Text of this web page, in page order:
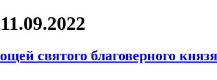
святого благоверного